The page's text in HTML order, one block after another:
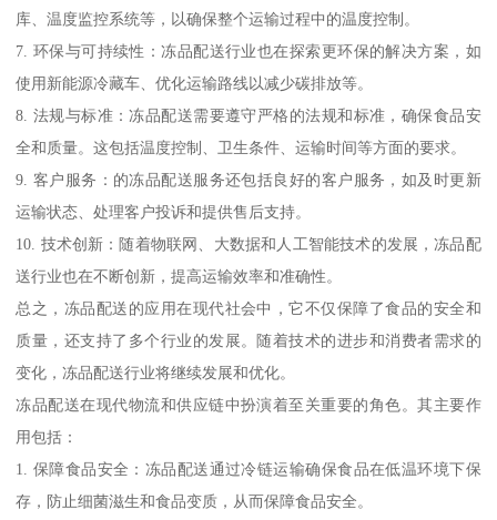
库、温度监控系统等，以确保整个运输过程中的温度控制。
7. 环保与可持续性：冻品配送行业也在探索更环保的解决方案，如
使用新能源冷藏车、优化运输路线以减少碳排放等。
8. 法规与标准：冻品配送需要遵守严格的法规和标准，确保食品安
全和质量。这包括温度控制、卫生条件、运输时间等方面的要求。
9. 客户服务：的冻品配送服务还包括良好的客户服务，如及时更新
运输状态、处理客户投诉和提供售后支持。
10. 技术创新：随着物联网、大数据和人工智能技术的发展，冻品配
送行业也在不断创新，提高运输效率和准确性。
总之，冻品配送的应用在现代社会中，它不仅保障了食品的安全和
质量，还支持了多个行业的发展。随着技术的进步和消费者需求的
变化，冻品配送行业将继续发展和优化。
冻品配送在现代物流和供应链中扮演着至关重要的角色。其主要作
用包括：
1. 保障食品安全：冻品配送通过冷链运输确保食品在低温环境下保
存，防止细菌滋生和食品变质，从而保障食品安全。